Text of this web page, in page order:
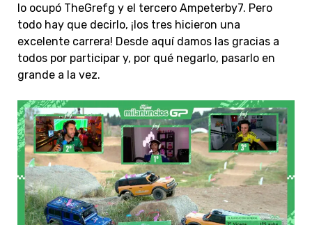
lo ocupó TheGrefg y el tercero Ampeterby7. Pero
todo hay que decirlo, ¡los tres hicieron una
excelente carrera! Desde aquí damos las gracias a
todos por participar y, por qué negarlo, pasarlo en
grande a la vez.